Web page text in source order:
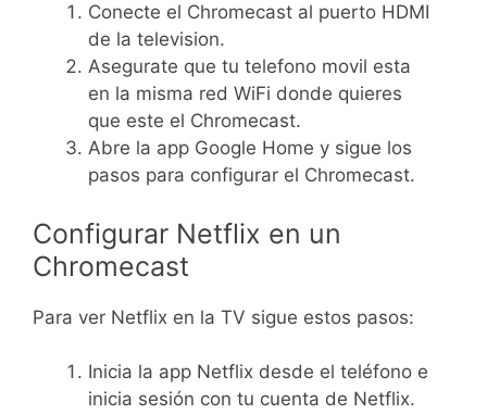
Conecte el Chromecast al puerto HDMI
de la television.
Asegurate que tu telefono movil esta
en la misma red WiFi donde quieres
que este el Chromecast.
Abre la app Google Home y sigue los
pasos para configurar el Chromecast.
Configurar Netflix en un
Chromecast
Para ver Netflix en la TV sigue estos pasos:
Inicia la app Netflix desde el teléfono e
inicia sesión con tu cuenta de Netflix.